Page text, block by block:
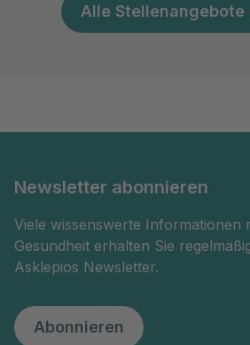
Alle Stellenangebote
Newsletter abonnieren
Viele wissenswerte Informationen
Gesundheit erhalten Sie
Asklepios Newsletter.
Abonnieren